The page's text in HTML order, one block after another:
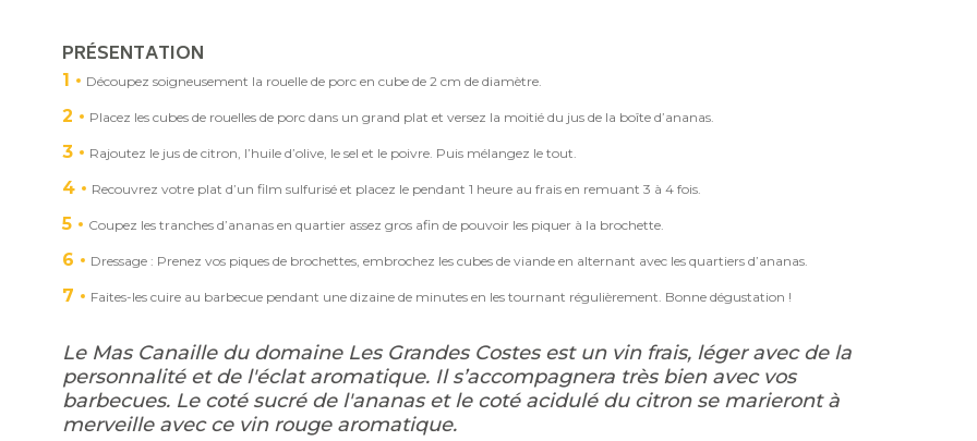
PRÉSENTATION
1 Découpez soigneusement la rouelle de porc en cube de 2 cm de diamètre.
2 Placez les cubes de rouelles de porc dans un grand plat et versez la moitié du jus de la boîte d’ananas.
3 Rajoutez le jus de citron, l’huile d’olive, le sel et le poivre. Puis mélangez le tout.
4 Recouvrez votre plat d’un film sulfurisé et placez le pendant 1 heure au frais en remuant 3 à 4 fois.
5 Coupez les tranches d’ananas en quartier assez gros afin de pouvoir les piquer à la brochette.
6 Dressage : Prenez vos piques de brochettes, embrochez les cubes de viande en alternant avec les quartiers d’ananas.
7 Faites-les cuire au barbecue pendant une dizaine de minutes en les tournant régulièrement. Bonne dégustation !
Le Mas Canaille du domaine Les Grandes Costes est un vin frais, léger avec de la
personnalité et de l'éclat aromatique. Il s’accompagnera très bien avec vos
barbecues. Le coté sucré de l'ananas et le coté acidulé du citron se marieront à
merveille avec ce vin rouge aromatique.